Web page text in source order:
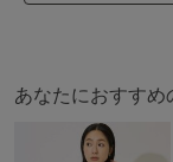
ワンピース
【おすすめのコー
あなたにおすすめ